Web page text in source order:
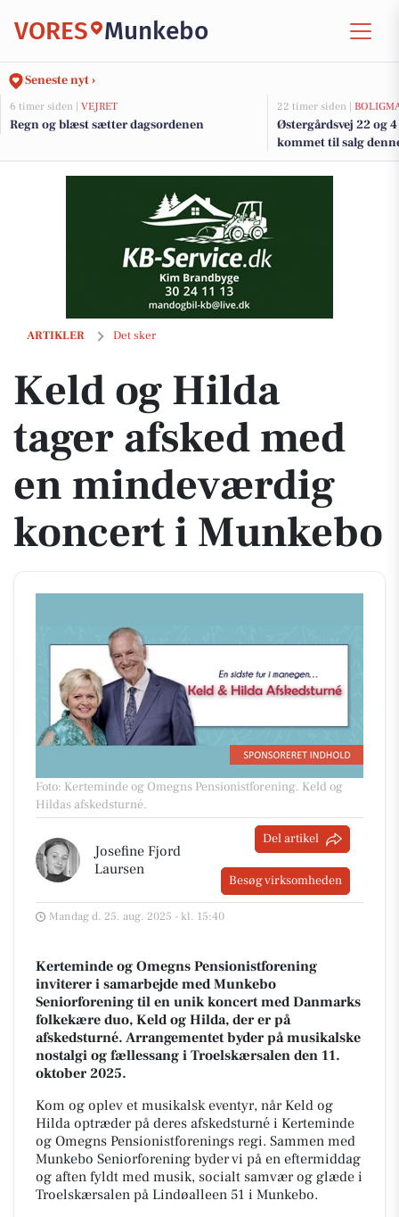
VORES Munkebo
Seneste nyt ›
6 timer siden | VEJRET
Regn og blæst sætter dagsordenen
22 timer siden |
Østergårdsvej 22 og
kommet til salg
boligerne her.
ARTIKLER Det sker
Keld og Hilda tager afsked med en mindeværdig koncert i Munkebo
Keld og Hilda
tager afsked med
en mindeværdig
koncert i Munkebo
Foto: Kerteminde og Omegns Pensionistforening. Keld og
Hildas afskedsturné.
Josefine Fjord
Laursen
Del artikel
Besøg virksomheden
Mandag d. 25. aug. 2025 - kl. 15:40
Kerteminde og Omegns Pensionistforening
inviterer i samarbejde med Munkebo
Seniorforening til en unik koncert med Danmarks
folkekære duo, Keld og Hilda, der er på
afskedsturné. Arrangementet byder på musikalske
nostalgi og fællessang i Troelskærsalen den 11.
oktober 2025.
Kom og oplev et musikalsk eventyr, når Keld og
Hilda optræder på deres afskedsturné i Kerteminde
og Omegns Pensionistforenings regi. Sammen med
Munkebo Seniorforening byder vi på en eftermiddag
og aften fyldt med musik, socialt samvær og glæde i
Troelskærsalen på Lindøalleen 51 i Munkebo.